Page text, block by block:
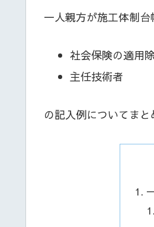
一人親方が施工体制
社会保険の適用
主任技術者
の記入例についてまと